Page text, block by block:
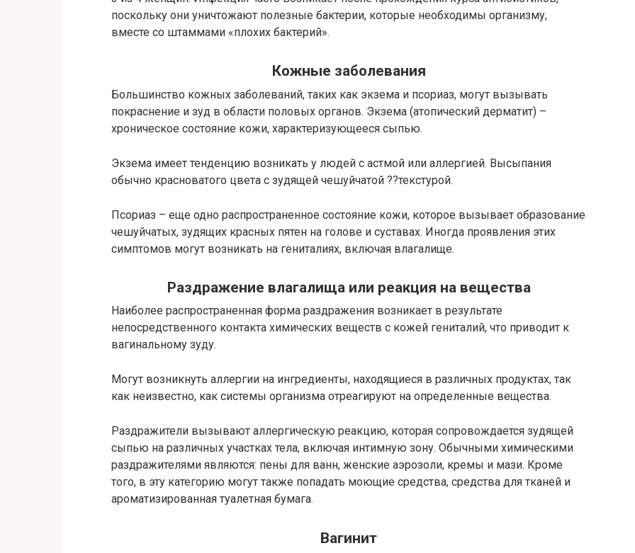
поскольку они уничтожают полезные бактерии, которые необходимы организму,
вместе со штаммами «плохих бактерий».
Кожные заболевания
Большинство кожных заболеваний, таких как экзема и псориаз, могут вызывать
покраснение и зуд в области половых органов. Экзема (атопический дерматит) –
хроническое состояние кожи, характеризующееся сыпью.
Экзема имеет тенденцию возникать у людей с астмой или аллергией. Высыпания
обычно красноватого цвета с зудящей чешуйчатой ??текстурой.
Псориаз – еще одно распространенное состояние кожи, которое вызывает образование
чешуйчатых, зудящих красных пятен на голове и суставах. Иногда проявления этих
симптомов могут возникать на гениталиях, включая влагалище.
Раздражение влагалища или реакция на вещества
Наиболее распространенная форма раздражения возникает в результате
непосредственного контакта химических веществ с кожей гениталий, что приводит к
вагинальному зуду.
Могут возникнуть аллергии на ингредиенты, находящиеся в различных продуктах, так
как неизвестно, как системы организма отреагируют на определенные вещества.
Раздражители вызывают аллергическую реакцию, которая сопровождается зудящей
сыпью на различных участках тела, включая интимную зону. Обычными химическими
раздражителями являются: пены для ванн, женские аэрозоли, кремы и мази. Кроме
того, в эту категорию могут также попадать моющие средства, средства для тканей и
ароматизированная туалетная бумага.
Вагинит